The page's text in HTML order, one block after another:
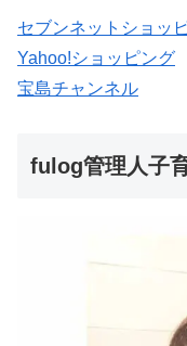
セブンネットショッ
Yahoo!ショッピング
宝島チャンネル
fulog管理人子